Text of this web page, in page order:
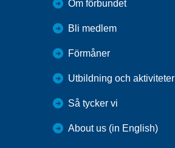
Om förbundet
Bli medlem
Förmåner
Utbildning och aktiviteter
Så tycker vi
About us (in English)